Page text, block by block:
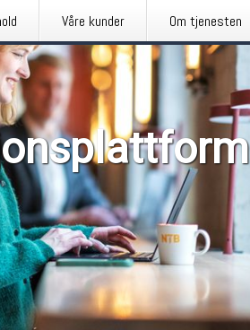
Våre kunder Om tjenesten